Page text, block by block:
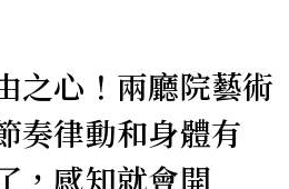
之心！兩廳院藝術
奏律動和身體有